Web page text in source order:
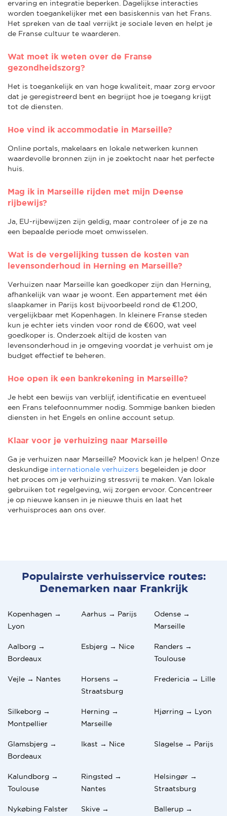
ervaring en integratie beperken. Dagelijkse interacties
worden toegankelijker met een basiskennis van het Frans.
Het spreken van de taal verrijkt je sociale leven en helpt je
de Franse cultuur te waarderen.
Wat moet ik weten over de Franse
gezondheidszorg?
Het is toegankelijk en van hoge kwaliteit, maar zorg ervoor
dat je geregistreerd bent en begrijpt hoe je toegang krijgt
tot de diensten.
Hoe vind ik accommodatie in Marseille?
Online portals, makelaars en lokale netwerken kunnen
waardevolle bronnen zijn in je zoektocht naar het perfecte
huis.
Mag ik in Marseille rijden met mijn Deense
rijbewijs?
Ja, EU-rijbewijzen zijn geldig, maar controleer of je ze na
een bepaalde periode moet omwisselen.
Wat is de vergelijking tussen de kosten van
levensonderhoud in Herning en Marseille?
Verhuizen naar Marseille kan goedkoper zijn dan Herning,
afhankelijk van waar je woont. Een appartement met één
slaapkamer in Parijs kost bijvoorbeeld rond de €1.200,
vergelijkbaar met Kopenhagen. In kleinere Franse steden
kun je echter iets vinden voor rond de €600, wat veel
goedkoper is. Onderzoek altijd de kosten van
levensonderhoud in je omgeving voordat je verhuist om je
budget effectief te beheren.
Hoe open ik een bankrekening in Marseille?
Je hebt een bewijs van verblijf, identificatie en eventueel
een Frans telefoonnummer nodig. Sommige banken bieden
diensten in het Engels en online account setup.
Klaar voor je verhuizing naar Marseille
Ga je verhuizen naar Marseille? Moovick kan je helpen! Onze
deskundige internationale verhuizers begeleiden je door
het proces om je verhuizing stressvrij te maken. Van lokale
gebruiken tot regelgeving, wij zorgen ervoor. Concentreer
je op nieuwe kansen in je nieuwe thuis en laat het
verhuisproces aan ons over.
Populairste verhuisservice routes:
Denemarken naar Frankrijk
Kopenhagen →
Lyon
Aarhus → Parijs
Odense →
Marseille
Aalborg →
Bordeaux
Esbjerg → Nice
Randers →
Toulouse
Vejle → Nantes
Horsens →
Straatsburg
Fredericia → Lille
Silkeborg →
Montpellier
Herning →
Marseille
Hjørring → Lyon
Glamsbjerg →
Bordeaux
Ikast → Nice Slagelse → Parijs
Kalundborg →
Toulouse
Ringsted →
Nantes
Helsingør →
Straatsburg
Nykøbing Falster
Skive →
Ballerup →